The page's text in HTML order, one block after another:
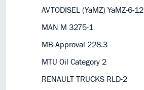
AVTODISEL (YaMZ) YaMZ-6-12
MAN M 3275-1
MB-Approval 228.3
MTU Oil Category 2
RENAULT TRUCKS RLD-2